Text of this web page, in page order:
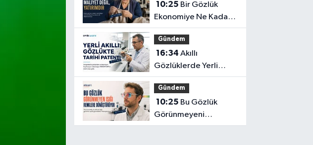
10:25
Ekonomiye Ne Kadar
Katkı Sağlayabilir?
Gündem
16:34 Akıllı
Gözlüklerde Yerli
İnovasyon: Depresyon
Teşhis Eden Gözlüğe
Türkpatent Onayı
Gündem
10:25
Görünmeyeni
Görüntüye